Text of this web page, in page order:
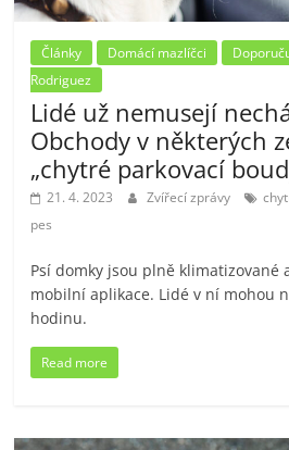
Články Domácí mazlíčci
Rodriguez
Lidé už nemusejí
Obchody v některých
„chytré parkovací
21. 4. 2023 Zvířecí zprávy
pes
Psí domky jsou plně klimatizované
mobilní aplikace. Lidé v ní mohou
hodinu.
Read more